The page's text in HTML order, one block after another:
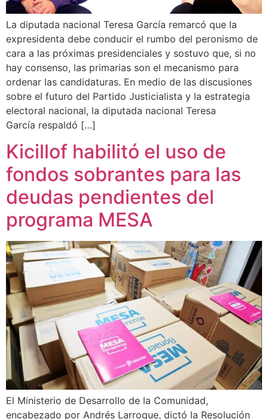
La diputada nacional Teresa García remarcó que la
expresidenta debe conducir el rumbo del peronismo de
cara a las próximas presidenciales y sostuvo que, si no
hay consenso, las primarias son el mecanismo para
ordenar las candidaturas. En medio de las discusiones
sobre el futuro del Partido Justicialista y la estrategia
electoral nacional, la diputada nacional Teresa
García respaldó […]
Kicillof habilitó el uso de
fondos sobrantes para las
deudas pendientes del
programa MESA
El Ministerio de Desarrollo de la Comunidad,
encabezado por Andrés Larroque, dictó la Resolución